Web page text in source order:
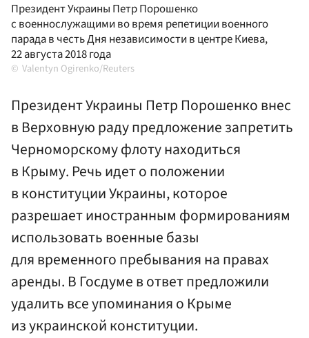
Президент Украины Петр Порошенко
с военнослужащими во время репетиции военного
парада в честь Дня независимости в центре Киева,
22 августа 2018 года
Valentyn Ogirenko/Reuters
Президент Украины Петр Порошенко внес
в Верховную раду предложение запретить
Черноморскому флоту находиться
в Крыму. Речь идет о положении
в конституции Украины, которое
разрешает иностранным формированиям
использовать военные базы
для временного пребывания на правах
аренды. В Госдуме в ответ предложили
удалить все упоминания о Крыме
из украинской конституции.